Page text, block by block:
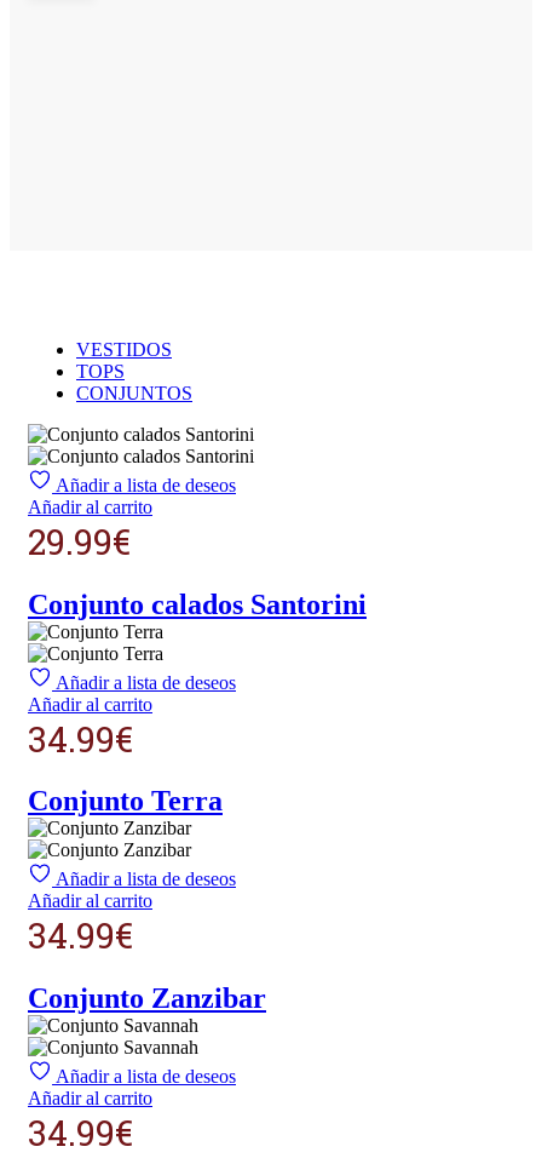
VESTIDOS
TOPS
CONJUNTOS
Añadir a lista de deseos
Añadir al carrito
29.99€
Conjunto calados Santorini
Añadir a lista de deseos
Añadir al carrito
34.99€
Conjunto Terra
Añadir a lista de deseos
Añadir al carrito
34.99€
Conjunto Zanzibar
Añadir a lista de deseos
Añadir al carrito
34.99€